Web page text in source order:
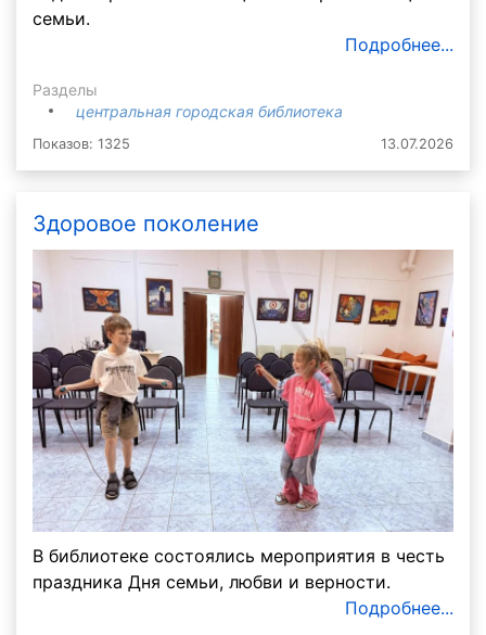
семьи.
Подробнее...
Разделы
центральная городская библиотека
Показов: 1325 13.07.2026
Здоровое поколение
В библиотеке состоялись мероприятия в честь
праздника Дня семьи, любви и верности.
Подробнее...